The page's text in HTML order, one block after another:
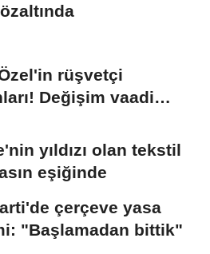
rüşvetçi
Değişim vaadi
yıldızı olan tekstil
eşiğinde
çerçeve yasa
"Başlamadan bittik"